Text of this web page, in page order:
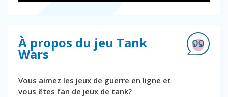
À propos du jeu Tank
Wars
Vous aimez les jeux de guerre en ligne et
vous êtes fan de jeux de tank?